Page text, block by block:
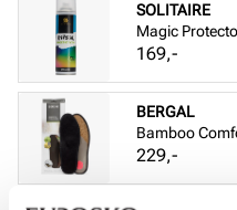
SOLITAIRE
Magic
Pris
169,-
BERGAL
Bamboo
Pris
229,-